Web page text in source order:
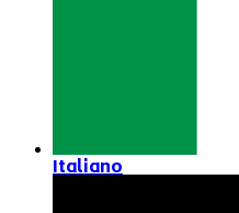
Italiano